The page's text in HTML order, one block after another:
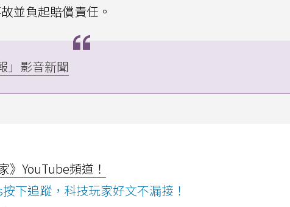
並負起賠償責任。
」影音新聞
》YouTube頻道！
下追蹤，科技玩家好文不漏接！